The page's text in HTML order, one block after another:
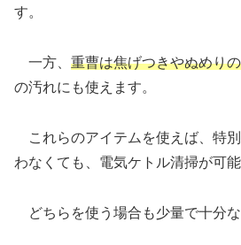
す。
一方、 重曹は焦げつきやぬめり
の汚れにも使えます。
これらのアイテムを使えば、特
わなくても、電気ケトル清掃が可能
どちらを使う場合も少量で十分な